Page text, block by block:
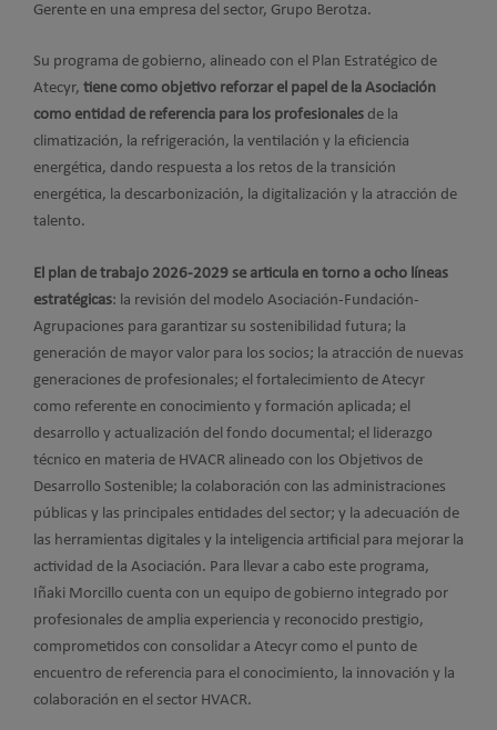
Gerente en una empresa del sector, Grupo Berotza.
Su programa de gobierno, alineado con el Plan Estratégico de
Atecyr, tiene como objetivo reforzar el papel de la Asociación
como entidad de referencia para los profesionales de la
climatización, la refrigeración, la ventilación y la eficiencia
energética, dando respuesta a los retos de la transición
energética, la descarbonización, la digitalización y la atracción de
talento.
El plan de trabajo 2026-2029 se articula en torno a ocho líneas
estratégicas: la revisión del modelo Asociación-Fundación-
Agrupaciones para garantizar su sostenibilidad futura; la
generación de mayor valor para los socios; la atracción de nuevas
generaciones de profesionales; el fortalecimiento de Atecyr
como referente en conocimiento y formación aplicada; el
desarrollo y actualización del fondo documental; el liderazgo
técnico en materia de HVACR alineado con los Objetivos de
Desarrollo Sostenible; la colaboración con las administraciones
públicas y las principales entidades del sector; y la adecuación de
las herramientas digitales y la inteligencia artificial para mejorar la
actividad de la Asociación. Para llevar a cabo este programa,
Iñaki Morcillo cuenta con un equipo de gobierno integrado por
profesionales de amplia experiencia y reconocido prestigio,
comprometidos con consolidar a Atecyr como el punto de
encuentro de referencia para el conocimiento, la innovación y la
colaboración en el sector HVACR.